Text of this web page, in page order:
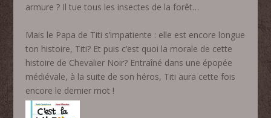
armure ? Il tue tous les insectes de la forêt…
Mais le Papa de Titi s’impatiente : elle est encore longue
ton histoire, Titi? Et puis c’est quoi la morale de cette
histoire de Chevalier Noir? Entraîné dans une épopée
médiévale, à la suite de son héros, Titi aura cette fois
encore le dernier mot !